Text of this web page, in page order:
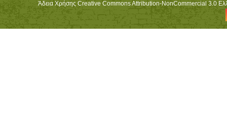
Άδεια Χρήσης Creative Commons Attribution-NonCommercial 3.0